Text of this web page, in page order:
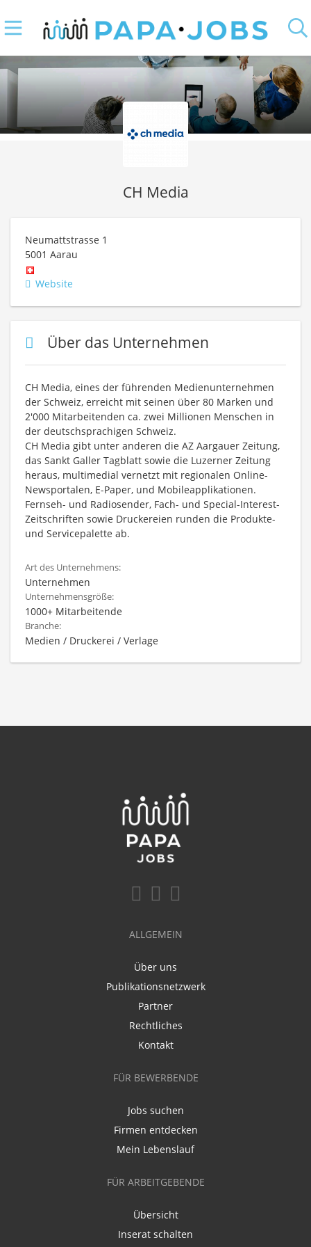
CH Media
Neumattstrasse 1
5001 Aarau
Website
Über das Unternehmen
CH Media, eines der führenden Medienunternehmen
der Schweiz, erreicht mit seinen über 80 Marken und
2'000 Mitarbeitenden ca. zwei Millionen Menschen in
der deutschsprachigen Schweiz.
CH Media gibt unter anderen die AZ Aargauer Zeitung,
das Sankt Galler Tagblatt sowie die Luzerner Zeitung
heraus, multimedial vernetzt mit regionalen Online-
Newsportalen, E-Paper, und Mobileapplikationen.
Fernseh- und Radiosender, Fach- und Special-Interest-
Zeitschriften sowie Druckereien runden die Produkte-
und Servicepalette ab.
Art des Unternehmens:
Unternehmen
Unternehmensgröße:
1000+ Mitarbeitende
Branche:
Medien / Druckerei / Verlage
ALLGEMEIN
Über uns
Publikationsnetzwerk
Partner
Rechtliches
Kontakt
FÜR BEWERBENDE
Jobs suchen
Firmen entdecken
Mein Lebenslauf
FÜR ARBEITGEBENDE
Übersicht
Inserat schalten